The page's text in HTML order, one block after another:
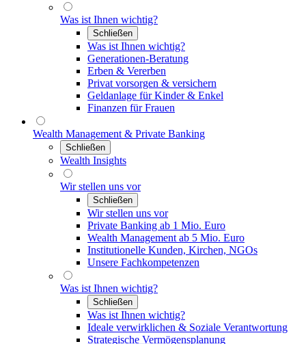
Was ist Ihnen wichtig?
Schließen
Was ist Ihnen wichtig?
Generationen-Beratung
Erben & Vererben
Privat vorsorgen & versichern
Geldanlage für Kinder & Enkel
Finanzen für Frauen
Wealth Management & Private Banking
Schließen
Wealth Insights
Wir stellen uns vor
Schließen
Wir stellen uns vor
Private Banking ab 1 Mio. Euro
Wealth Management ab 5 Mio. Euro
Institutionelle Kunden, Kirchen, NGOs
Unsere Fachkompetenzen
Was ist Ihnen wichtig?
Schließen
Was ist Ihnen wichtig?
Ideale verwirklichen & Soziale Verantwortung
Strategische Vermögensplanung